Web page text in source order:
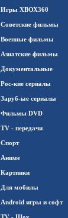
Игры ХВОХ360
Cоветские фильмы
Военные фильмы
Азиатские фильмы
Документальные
Рос-кие сериалы
Заруб-ые сериалы
Фильмы DVD
TV - передачи
Спорт
Аниме
Картинки
Для мобилы
Android игры и софт